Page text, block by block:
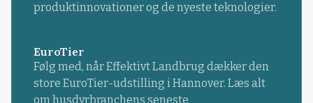
produktinnovationer og de nyeste teknologier.
EuroTier
Følg med, når Effektivt Landbrug dækker den
store EuroTier-udstilling i Hannover. Læs alt
om husdyrbranchens seneste